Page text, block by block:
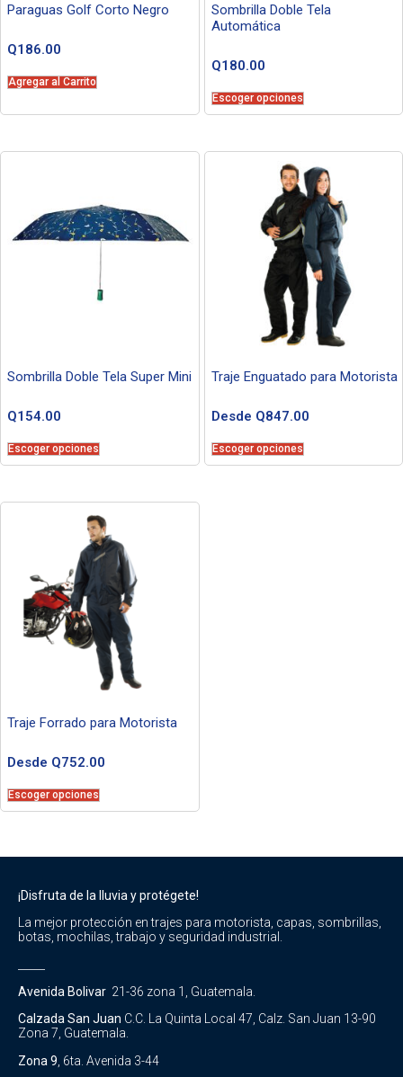
Paraguas Golf Corto Negro
Q186.00
Agregar al Carrito
Sombrilla Doble Tela
Automática
Q180.00
Escoger opciones
Sombrilla Doble Tela Super Mini
Q154.00
Escoger opciones
Traje Enguatado para Motorista
Desde Q847.00
Escoger opciones
Traje Forrado para Motorista
Desde Q752.00
Escoger opciones
¡Disfruta de la lluvia y protégete!
La mejor protección en trajes para motorista, capas, sombrillas,
botas, mochilas, trabajo y seguridad industrial.
Avenida Bolivar 21-36 zona 1, Guatemala.
Calzada San Juan C.C. La Quinta Local 47, Calz. San Juan 13-90
Zona 7, Guatemala.
Zona 9 , 6ta. Avenida 3-44